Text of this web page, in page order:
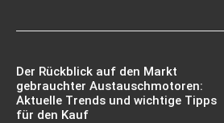
Der Rückblick auf den Markt
gebrauchter Austauschmotoren:
Aktuelle Trends und wichtige Tipps
für den Kauf